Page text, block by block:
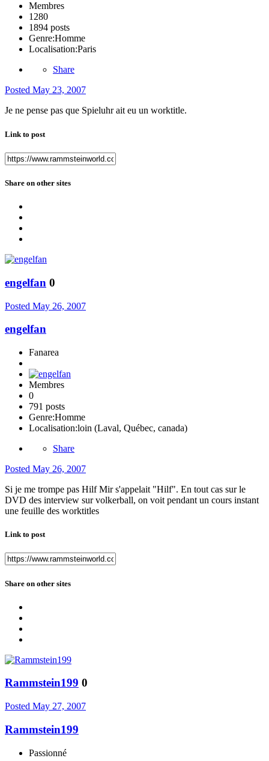
Membres
1280
1894 posts
Genre:Homme
Localisation:Paris
Share
Posted May 23, 2007
Je ne pense pas que Spieluhr ait eu un worktitle.
Link to post
Share on other sites
engelfan 0
Posted May 26, 2007
engelfan
Fanarea
Membres
0
791 posts
Genre:Homme
Localisation:loin (Laval, Québec, canada)
Share
Posted May 26, 2007
Si je me trompe pas Hilf Mir s'appelait "Hilf". En tout cas sur le
DVD des interview sur volkerball, on voit pendant un cours instant
une feuille des worktitles
Link to post
Share on other sites
Rammstein199 0
Posted May 27, 2007
Rammstein199
Passionné